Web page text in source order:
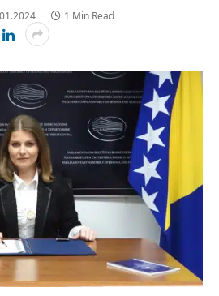
1 Min Read